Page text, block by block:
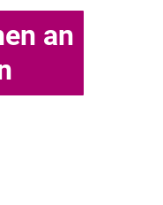
an